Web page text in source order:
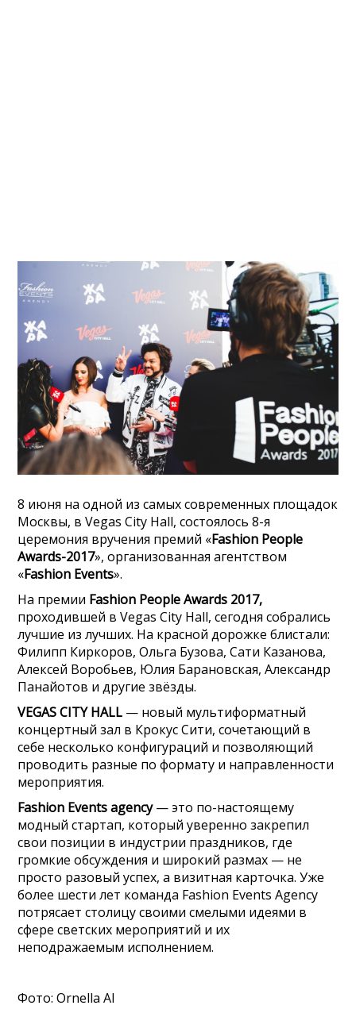
8 июня на одной из самых современных площадок
Москвы, в Vegas City Hall, состоялось 8-я
церемония вручения премий «Fashion People
Awards-2017», организованная агентством
«Fashion Events».
На премии Fashion People Awards 2017,
проходившей в Vegas City Hall, сегодня собрались
лучшие из лучших. На красной дорожке блистали:
Филипп Киркоров, Ольга Бузова, Сати Казанова,
Алексей Воробьев, Юлия Барановская, Александр
Панайотов и другие звёзды.
VEGAS CITY HALL — новый мультиформатный
концертный зал в Крокус Сити, сочетающий в
себе несколько конфигураций и позволяющий
проводить разные по формату и направленности
мероприятия.
Fashion Events agency— это по-настоящему
модный стартап, который уверенно закрепил
свои позиции в индустрии праздников, где
громкие обсуждения и широкий размах — не
просто разовый успех, а визитная карточка. Уже
более шести лет команда Fashion Events Agency
потрясает столицу своими смелыми идеями в
сфере светских мероприятий и их
неподражаемым исполнением.
Фото: Ornella Al